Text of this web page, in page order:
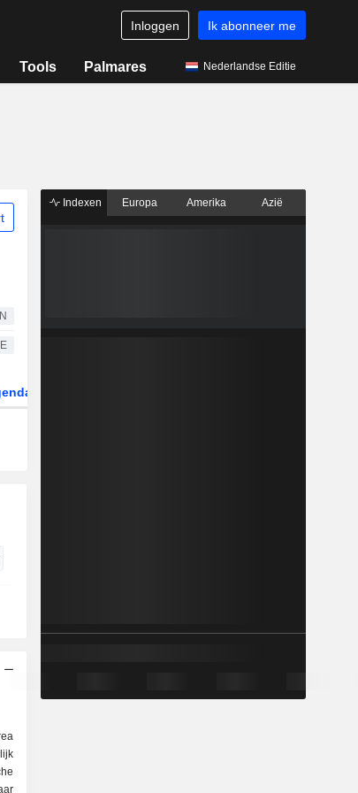
Inloggen Ik abonneer me
Tools Palmares Nederlandse Editie
Indexen Europa Amerika Azië